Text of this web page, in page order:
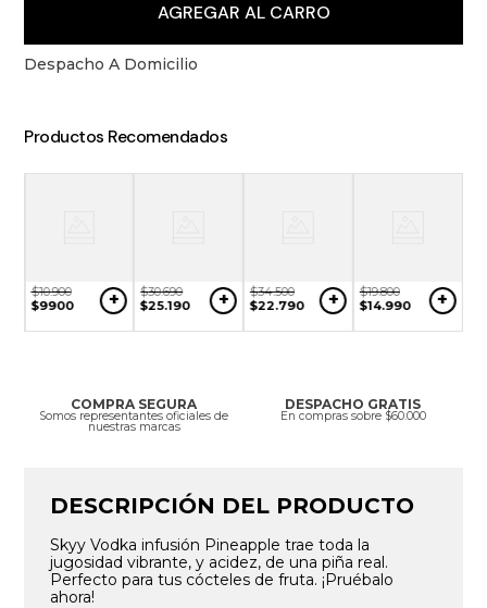
AGREGAR AL CARRO
Despacho A Domicilio
Productos Recomendados
$10.900
$9900 + $30.690
$25.190 + $34.500
$22.790 + $19.800
$14.990 +
COMPRA SEGURA
Somos representantes oficiales de
nuestras marcas
DESPACHO GRATIS
En compras sobre $60.000
DESCRIPCIÓN DEL PRODUCTO
Skyy Vodka infusión Pineapple trae toda la
jugosidad vibrante, y acidez, de una piña real.
Perfecto para tus cócteles de fruta. ¡Pruébalo
ahora!